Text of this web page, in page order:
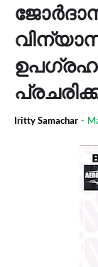
Iritty Samachar -